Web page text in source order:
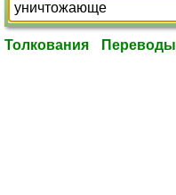
Толкования Переводы